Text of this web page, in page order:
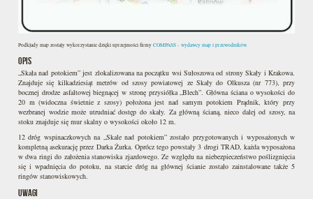
Podkłady map zostały wykorzystanie dzięki uprzejmości firmy COMPASS - wydawcy map i przewodników.
OPIS
„Skała nad potokiem” jest zlokalizowana na początku wsi Sułoszowa od strony Skały i Krakowa.
Znajduje się kilkadziesiąt metrów od szosy powiatowej ze Skały do Olkusza (nr 773), przy
bocznej drodze asfaltowej biegnącej w stronę przysiółka „Blech”. Główna ściana o wysokości do
20 m (widoczna świetnie z szosy) położona jest nad samym potokiem Prądnik, który przy
wezbranej wodzie może utrudniać dostęp do skały. Za główną ścianą, nieco dalej od szosy, na
stoku znajduje się mur skalny o wysokości około 12 m.
12 dróg wspinaczkowych na „Skale nad potokiem” zostało przygotowanych i wyposażonych w
kompletną asekurację przez Darka Żurka. Oprócz tego powstały 3 drogi TRAD, każda wyposażona
w dwa ringi do założenia stanowiska zjazdowego. Ze względu na niebezpieczeństwo poślizgnięcia
się i wpadnięcia do potoku, na starcie dróg na głównej ścianie zostało zainstalowane także 5
ringów stanowiskowych.
UWAGI